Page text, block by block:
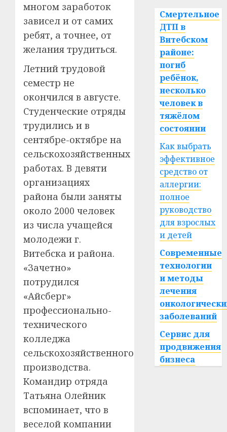
многом заработок
зависел и от самих
ребят, а точнее, от
желания трудиться.
Летний трудовой
семестр не
окончился в августе.
Студенческие отряды
трудились и в
сентябре-октябре на
сельскохозяйственных
работах. В девяти
организациях
района были заняты
около 2000 человек
из числа учащейся
молодежи г.
Витебска и района.
«Зачетно»
потрудился
«Айсберг»
профессионально-
технического
колледжа
сельскохозяйственного
производства.
Командир отряда
Татьяна Олейник
вспоминает, что в
веселой компании
Смертельное
ДТП в
Витебском
районе:
погиб
ребёнок,
несколько
человек в
тяжёлом
состоянии
Как выбрать
эффективное
средство от
аллергии:
полное
руководство
для взрослых
и детей
Современные
технологии
и методы
лечения
заболеваний
Сервис для
продвижения
бизнеса